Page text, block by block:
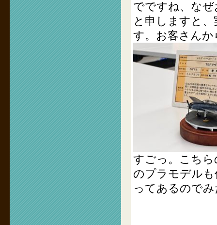
でですね、な
と申しますと
す。お客さん
すごっ。こち
のプラモデル
ってあるので